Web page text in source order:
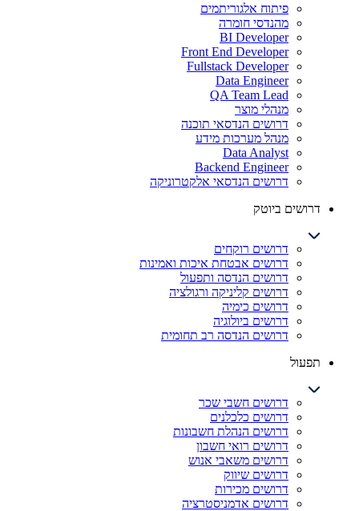
פיתוח אלגוריתמים
מהנדסי חומרה
BI Developer
Front End Developer
Fullstack Developer
Data Engineer
QA Team Lead
מנהלי מוצר
דרושים הנדסאי תוכנה
מנהל מערכות מידע
Data Analyst
Backend Engineer
דרושים הנדסאי אלקטרוניקה
דרושים ביוטק
דרושים רוקחים
דרושים אבטחת איכות ואמינות
דרושים הנדסה ותפעול
דרושים קליניקה ורגולציה
דרושים כימיה
דרושים ביולוגיה
דרושים הנדסה רב תחומית
תפעול
דרושים חשבי שכר
דרושים כלכלנים
דרושים הנהלת חשבונות
דרושים רואי חשבון
דרושים משאבי אנוש
דרושים שיווק
דרושים מכירות
דרושים אדמניסטרציה